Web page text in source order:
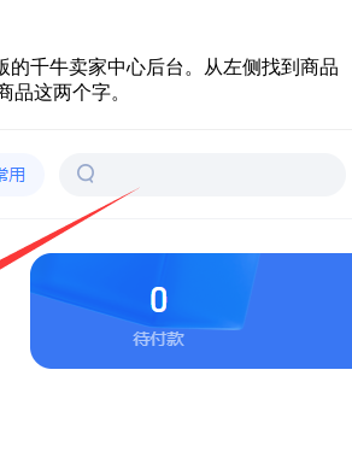
的千牛卖家中心后台。从左侧找到商品
品这两个字。